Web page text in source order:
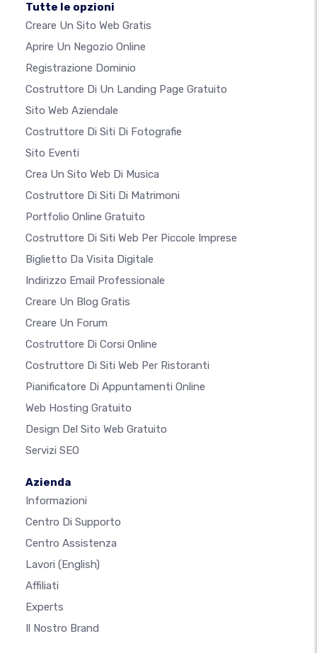
Tutte le opzioni
Creare Un Sito Web Gratis
Aprire Un Negozio Online
Registrazione Dominio
Costruttore Di Un Landing Page Gratuito
Sito Web Aziendale
Costruttore Di Siti Di Fotografie
Sito Eventi
Crea Un Sito Web Di Musica
Costruttore Di Siti Di Matrimoni
Portfolio Online Gratuito
Costruttore Di Siti Web Per Piccole Imprese
Biglietto Da Visita Digitale
Indirizzo Email Professionale
Creare Un Blog Gratis
Creare Un Forum
Costruttore Di Corsi Online
Costruttore Di Siti Web Per Ristoranti
Pianificatore Di Appuntamenti Online
Web Hosting Gratuito
Design Del Sito Web Gratuito
Servizi SEO
Azienda
Informazioni
Centro Di Supporto
Centro Assistenza
Lavori (English)
Affiliati
Experts
Il Nostro Brand